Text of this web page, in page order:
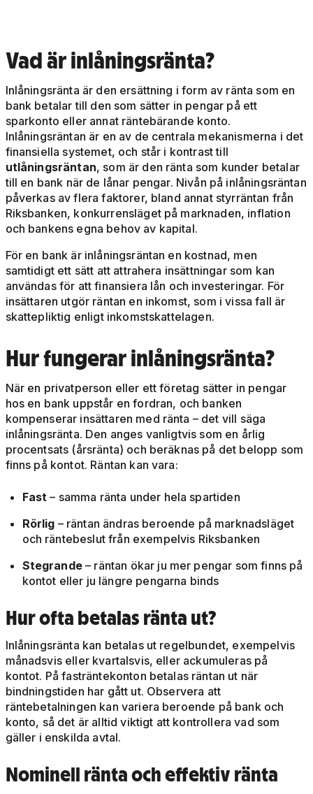
Vad är inlåningsränta?
Inlåningsränta är den ersättning i form av ränta som en
bank betalar till den som sätter in pengar på ett
sparkonto eller annat räntebärande konto.
Inlåningsräntan är en av de centrala mekanismerna i det
finansiella systemet, och står i kontrast till
utlåningsräntan, som är den ränta som kunder betalar
till en bank när de lånar pengar. Nivån på inlåningsräntan
påverkas av flera faktorer, bland annat styrräntan från
Riksbanken, konkurrensläget på marknaden, inflation
och bankens egna behov av kapital.
För en bank är inlåningsräntan en kostnad, men
samtidigt ett sätt att attrahera insättningar som kan
användas för att finansiera lån och investeringar. För
insättaren utgör räntan en inkomst, som i vissa fall är
skattepliktig enligt inkomstskattelagen.
Hur fungerar inlåningsränta?
När en privatperson eller ett företag sätter in pengar
hos en bank uppstår en fordran, och banken
kompenserar insättaren med ränta – det vill säga
inlåningsränta. Den anges vanligtvis som en årlig
procentsats (årsränta) och beräknas på det belopp som
finns på kontot. Räntan kan vara:
Fast – samma ränta under hela spartiden
Rörlig – räntan ändras beroende på marknadsläget
och räntebeslut från exempelvis Riksbanken
Stegrande– räntan ökar ju mer pengar som finns på
kontot eller ju längre pengarna binds
Hur ofta betalas ränta ut?
Inlåningsränta kan betalas ut regelbundet, exempelvis
månadsvis eller kvartalsvis, eller ackumuleras på
kontot. På fasträntekonton betalas räntan ut när
bindningstiden har gått ut. Observera att
räntebetalningen kan variera beroende på bank och
konto, så det är alltid viktigt att kontrollera vad som
gäller i enskilda avtal.
Nominell ränta och effektiv ränta